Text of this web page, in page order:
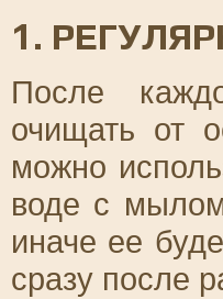
1.
После
очищать от
можно
воде с
иначе ее
сразу после